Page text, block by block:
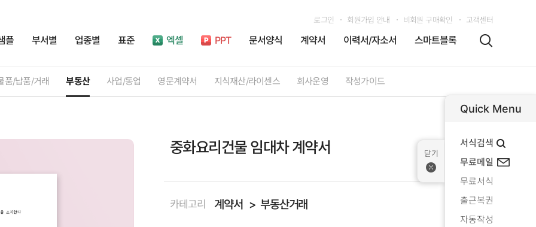
플 부서별 업종별 표준 엑셀 PPT 문서양식 계약서 이력서/자소서 스마트블록
로그인 회원가입 안내 비회원 구매확인 고객센터
품/납품/거래 부동산 사업/동업 영문계약서 지식재산/라이센스 회사운영 작성가이드
중화요리건물 임대차 계약서
카테고리 계약서 부동산거래
Quick Menu
서식검색
무료메일
무료서식
출근복권
자동작성